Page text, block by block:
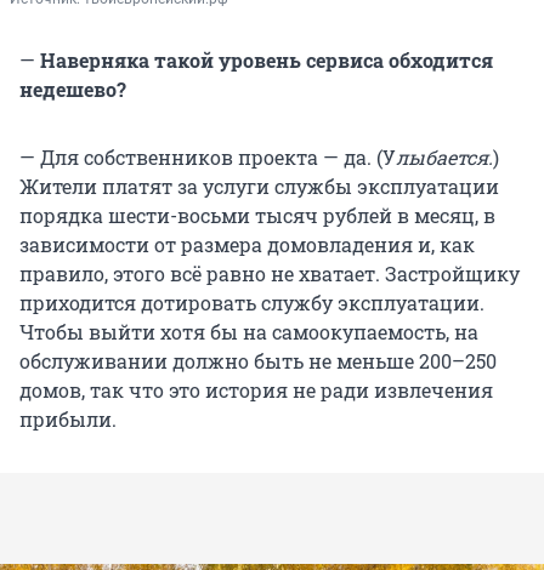
— Наверняка такой уровень сервиса обходится
недешево?
— Для собственников проекта — да. (Улыбается.)
Жители платят за услуги службы эксплуатации
порядка шести-восьми тысяч рублей в месяц, в
зависимости от размера домовладения и, как
правило, этого всё равно не хватает. Застройщику
приходится дотировать службу эксплуатации.
Чтобы выйти хотя бы на самоокупаемость, на
обслуживании должно быть не меньше 200–250
домов, так что это история не ради извлечения
прибыли.